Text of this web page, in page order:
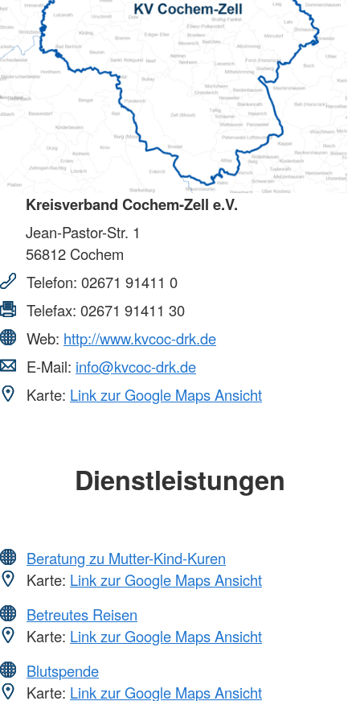
Kreisverband Cochem-Zell e.V.
Jean-Pastor-Str. 1
56812 Cochem
Telefon: 02671 91411 0
Telefax: 02671 91411 30
Web: http://www.kvcoc-drk.de
E-Mail: info@kvcoc-drk.de
Karte: Link zur Google Maps Ansicht
Dienstleistungen
Beratung zu Mutter-Kind-Kuren
Karte: Link zur Google Maps Ansicht
Betreutes Reisen
Karte: Link zur Google Maps Ansicht
Blutspende
Karte: Link zur Google Maps Ansicht